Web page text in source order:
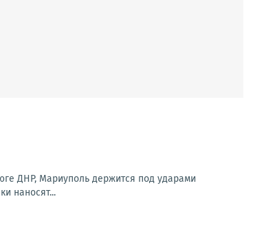
ДНР, Мариуполь держится под ударами
наносят...